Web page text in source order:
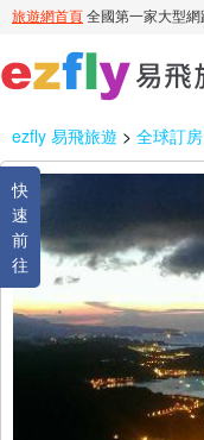
ezfly 易飛旅遊 > 全球訂房
快
速
前
往